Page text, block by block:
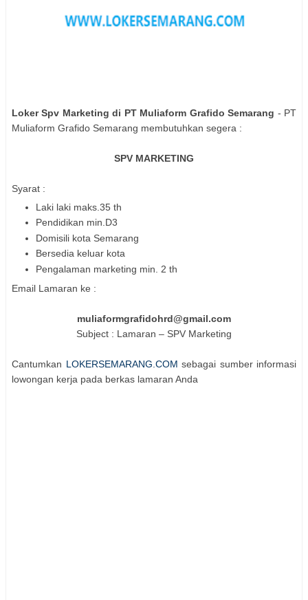
Loker Spv Marketing di PT Muliaform Grafido Semarang - PT
Muliaform Grafido Semarang membutuhkan segera :
SPV MARKETING
Syarat :
Laki laki maks.35 th
Pendidikan min.D3
Domisili kota Semarang
Bersedia keluar kota
Pengalaman marketing min. 2 th
Email Lamaran ke :
muliaformgrafidohrd@gmail.com
Subject : Lamaran – SPV Marketing
Cantumkan LOKERSEMARANG.COM sebagai sumber informasi
lowongan kerja pada berkas lamaran Anda